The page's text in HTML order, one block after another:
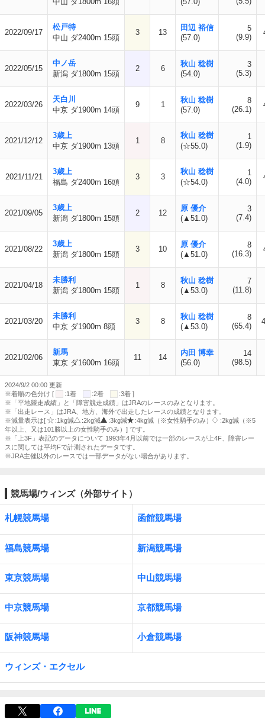
2022/09/17
松戸特
中山 ダ2400m 15頭
3 13
田辺 裕信
(57.0)
5
(9.9)
2022/05/15
中ノ岳
新潟 ダ1800m 15頭
2 6
秋山 稔樹
(54.0)
3
(5.3)
2022/03/26
天白川
中京 ダ1900m 14頭
9 1
秋山 稔樹
(57.0)
8
(26.1)
2021/12/12
3歳上
中京 ダ1900m 13頭
1 8
秋山 稔樹
(☆55.0)
1
(1.9)
2021/11/21
3歳上
福島 ダ2400m 16頭
3 3
秋山 稔樹
(☆54.0)
1
(4.0)
2021/09/05
3歳上
新潟 ダ1800m 15頭
2 12
原 優介
(▲51.0)
3
(7.4)
2021/08/22
3歳上
新潟 ダ1800m 15頭
3 10
原 優介
(▲51.0)
8
(16.3)
2021/04/18
未勝利
新潟 ダ1800m 15頭
1 8
秋山 稔樹
(▲53.0)
7
(11.8)
2021/03/20
未勝利
中京 ダ1900m 8頭
3 8
秋山 稔樹
(▲53.0)
8
(65.4)
2021/02/06
新馬
東京 ダ1600m 16頭
11 14
内田 博幸
(56.0)
14
(98.5)
2024/9/2 00:00 更新
※着順の色分け [
:1着 :2着
:3着 ]
※「平地競走成績」と「障害競走成績」はJRAのレースのみとなります。
※「出走レース」はJRA、地方、海外で出走したレースの成績となります。
※減量表示は[
:1kg減 :2kg減 :3kg減 :4kg減（※女性騎手のみ）
:2kg減（※5
年以上、又は101勝以上の女性騎手のみ）] です。
※「上3F」表記のデータについて 1993年4月以前では一部のレースが上4F、障害レー
スに関しては平均Fで計測されたデータです。
※JRA主催以外のレースでは一部データがない場合があります。
競馬場/ウィンズ（外部サイト）
札幌競馬場 函館競馬場
福島競馬場 新潟競馬場
東京競馬場 中山競馬場
中京競馬場 京都競馬場
阪神競馬場 小倉競馬場
ウィンズ・エクセル